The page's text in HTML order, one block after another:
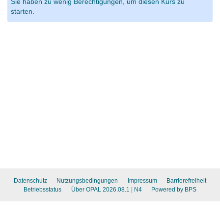
Sie haben zu wenig Berechtigungen, um diesen Kurs zu
starten.
Datenschutz Nutzungsbedingungen Impressum
Barrierefreiheit
Betriebsstatus
Über OPAL 2026.08.1 | N4 Powered by BPS